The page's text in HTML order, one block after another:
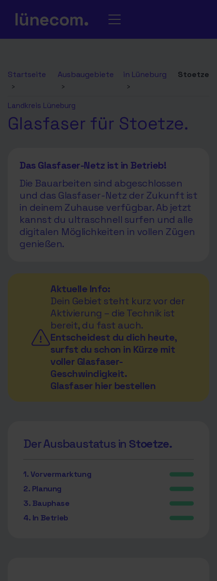
Startseite
›
Ausbaugebiete
›
in Lüneburg
›
Stoetze
Landkreis Lüneburg
Glasfaser für Stoetze.
Das Glasfaser-Netz ist in Betrieb!
Die Bauarbeiten sind abgeschlossen
und das Glasfaser-Netz der Zukunft ist
in deinem Zuhause verfügbar. Ab jetzt
kannst du ultraschnell surfen und alle
digitalen Möglichkeiten in vollen Zügen
genießen.
Aktuelle Info:
Dein Gebiet steht kurz vor der
Aktivierung – die Technik ist
bereit, du fast auch.
Entscheidest du dich heute,
surfst du schon in Kürze mit
voller Glasfaser-
Geschwindigkeit.
Glasfaser hier bestellen
Der Ausbaustatus in Stoetze.
1. Vorvermarktung
2. Planung
3. Bauphase
4. In Betrieb